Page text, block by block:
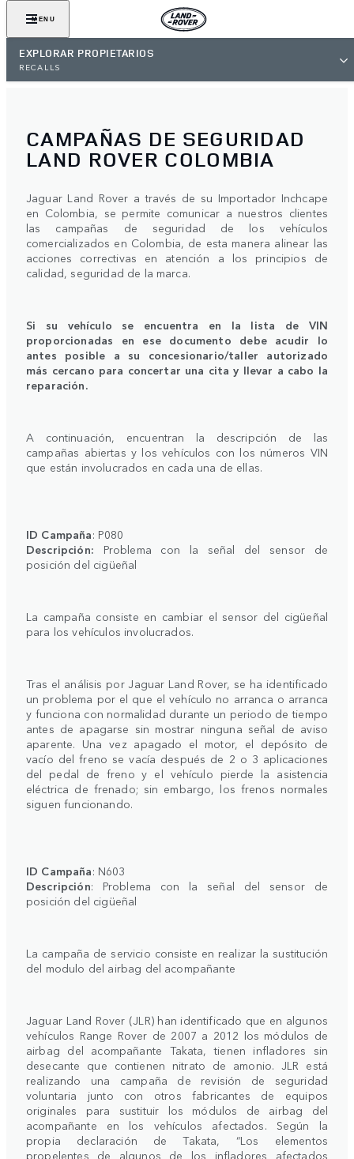
MENU
EXPLORAR PROPIETARIOS
RECALLS
CAMPAÑAS DE SEGURIDAD
LAND ROVER COLOMBIA
Jaguar Land Rover a través de su Importador Inchcape
en Colombia, se permite comunicar a nuestros clientes
las campañas de seguridad de los vehículos
comercializados en Colombia, de esta manera alinear las
acciones correctivas en atención a los principios de
calidad, seguridad de la marca.
Si su vehículo se encuentra en la lista de VIN
proporcionadas en ese documento debe acudir lo
antes posible a su concesionario/taller autorizado
más cercano para concertar una cita y llevar a cabo la
reparación.
A continuación, encuentran la descripción de las
campañas abiertas y los vehículos con los números VIN
que están involucrados en cada una de ellas.
ID Campaña: P080
Descripción: Problema con la señal del sensor de
posición del cigüeñal
La campaña consiste en cambiar el sensor del cigüeñal
para los vehículos involucrados.
Tras el análisis por Jaguar Land Rover, se ha identificado
un problema por el que el vehículo no arranca o arranca
y funciona con normalidad durante un periodo de tiempo
antes de apagarse sin mostrar ninguna señal de aviso
aparente. Una vez apagado el motor, el depósito de
vacío del freno se vacía después de 2 o 3 aplicaciones
del pedal de freno y el vehículo pierde la asistencia
eléctrica de frenado; sin embargo, los frenos normales
siguen funcionando.
ID Campaña: N603
Descripción: Problema con la señal del sensor de
posición del cigüeñal
La campaña de servicio consiste en realizar la sustitución
del modulo del airbag del acompañante
Jaguar Land Rover (JLR) han identificado que en algunos
vehículos Range Rover de 2007 a 2012 los módulos de
airbag del acompañante Takata, tienen infladores sin
desecante que contienen nitrato de amonio. JLR está
realizando una campaña de revisión de seguridad
voluntaria junto con otros fabricantes de equipos
originales para sustituir los módulos de airbag del
acompañante en los vehículos afectados. Según la
propia declaración de Takata, “Los elementos
propelentes de algunos de los infladores afectados